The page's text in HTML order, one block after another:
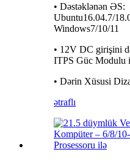
• Dəstəklənən ƏS:
Ubuntu16.04.7/
Windows7/10/11
• 12V DC girişini
ITPS Güc Modulu
• Dərin Xüsusi
ətraflı